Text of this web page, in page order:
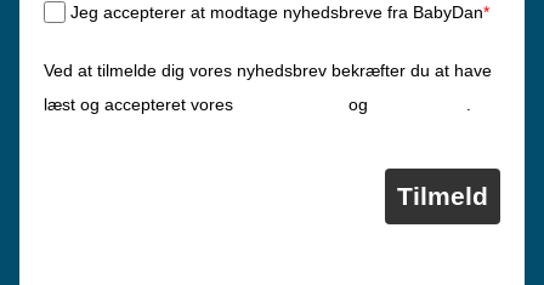
Jeg accepterer at modtage nyhedsbreve fra BabyDan*
Ved at tilmelde dig vores nyhedsbrev bekræfter du at have
læst og accepteret vores
og
Tilmeld